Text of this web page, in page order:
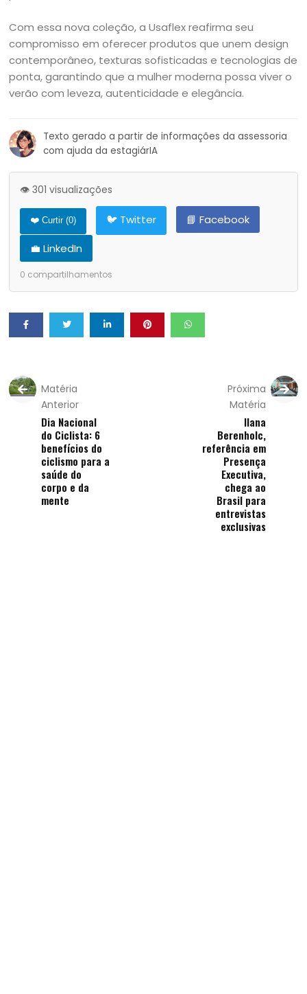
Com essa nova coleção, a Usaflex reafirma seu
compromisso em oferecer produtos que unem design
contemporâneo, texturas sofisticadas e tecnologias de
ponta, garantindo que a mulher moderna possa viver o
verão com leveza, autenticidade e elegância.
Texto gerado a partir de informações da assessoria
com ajuda da estagiárIA
👁️ 301 visualizações
❤️ Curtir (0) 🐦 Twitter
📘 Facebook
💼 LinkedIn
0 compartilhamentos
Matéria
Anterior
Dia Nacional
do Ciclista: 6
benefícios do
ciclismo para a
saúde do
corpo e da
mente
Próxima
Matéria
Ilana
Berenholc,
referência em
Presença
Executiva,
chega ao
Brasil para
entrevistas
exclusivas